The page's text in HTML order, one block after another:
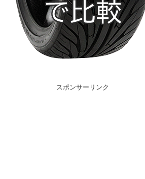
スポンサーリンク